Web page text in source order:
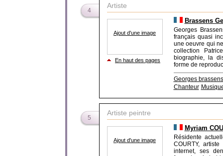
4
Artiste
Ajout d'une image
En haut des pages
Brassens
Georges
français quasi
une oeuvre qui
collection
biographie, la
forme de
Georges brassens
Chanteur
5
Artiste peintre
Ajout d'une image
Myriam
Résidente
COURTY,
internet, ses